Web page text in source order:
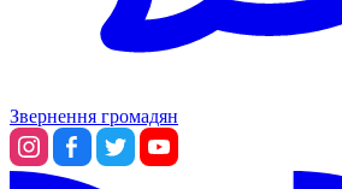
Звернення громадян